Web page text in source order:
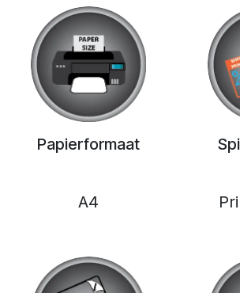
Papierformaat
A4